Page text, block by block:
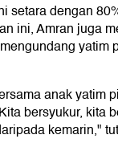
setara dengan
ini, Amran juga
yatim
anak yatim
bersyukur, kita
kemarin,"